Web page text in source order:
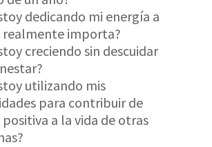
dedicando mi energía a
realmente importa?
creciendo sin descuidar
utilizando mis
para contribuir de
a la vida de otras